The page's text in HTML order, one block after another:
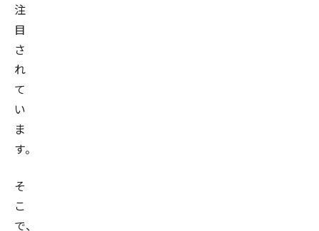
注
目
さ
れ
て
い
ま
す。
そ
こ
で、